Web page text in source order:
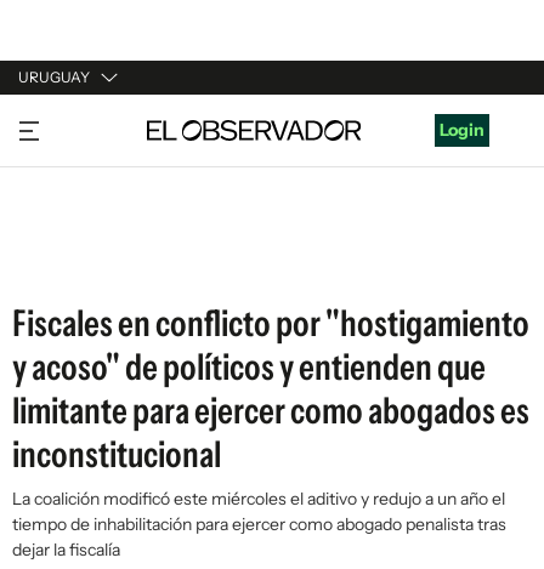
URUGUAY
URUGUAY
ARGENTINA
Login
Fiscales en conflicto por "hostigamiento
y acoso" de políticos y entienden que
limitante para ejercer como abogados es
inconstitucional
La coalición modificó este miércoles el aditivo y redujo a un año el
tiempo de inhabilitación para ejercer como abogado penalista tras
dejar la fiscalía